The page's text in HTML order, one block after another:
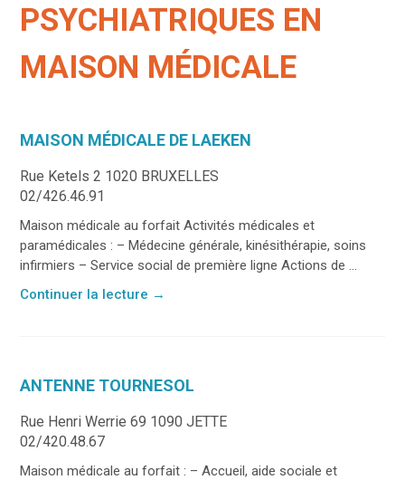
PSYCHIATRIQUES EN
MAISON MÉDICALE
MAISON MÉDICALE DE LAEKEN
Rue Ketels 2 1020 BRUXELLES
02/426.46.91
Maison médicale au forfait Activités médicales et
paramédicales : – Médecine générale, kinésithérapie, soins
infirmiers – Service social de première ligne Actions de ...
Continuer la lecture →
ANTENNE TOURNESOL
Rue Henri Werrie 69 1090 JETTE
02/420.48.67
Maison médicale au forfait : – Accueil, aide sociale et